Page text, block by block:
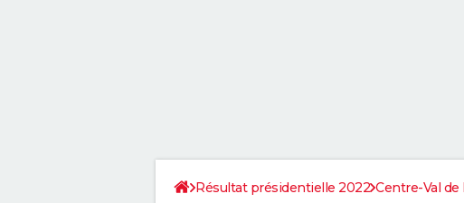
Résultat présidentielle 2022 Centre-Val de